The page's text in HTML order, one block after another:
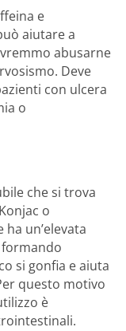
e
aiutare a
abusarne
Deve
con ulcera
o
che si trova
o
un’elevata
formando
si gonfia e aiuta
questo motivo
è